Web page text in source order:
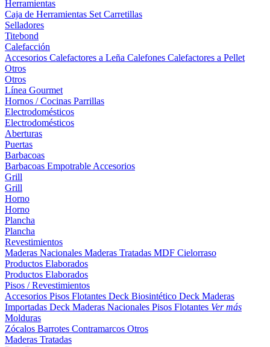
Herramientas
Caja de Herramientas Set Carretillas
Selladores
Titebond
Calefacción
Accesorios Calefactores a Leña Calefones Calefactores a Pellet
Otros
Otros
Línea Gourmet
Hornos / Cocinas Parrillas
Electrodomésticos
Electrodomésticos
Aberturas
Puertas
Barbacoas
Barbacoas Empotrable Accesorios
Grill
Grill
Horno
Horno
Plancha
Plancha
Revestimientos
Maderas Nacionales Maderas Tratadas MDF Cielorraso
Productos Elaborados
Productos Elaborados
Pisos / Revestimientos
Accesorios Pisos Flotantes Deck Biosintético Deck Maderas
Importadas Deck Maderas Nacionales Pisos Flotantes Ver más
Molduras
Zócalos Barrotes Contramarcos Otros
Maderas Tratadas